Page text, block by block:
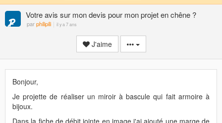
Votre avis sur mon devis pour mon projet en chêne ?
parphilipili il y a 7 ans
J'aime
Bonjour,
Je projette de réaliser un miroir à bascule qui fait armoire à
bijoux.
Dans la fiche de débit jointe en image j'ai ajouté une marge de